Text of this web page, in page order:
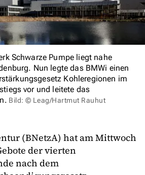
Schwarze Pumpe liegt nahe
Nun legte das BMWi einen
Kohleregionen im
vor und leitete das
Bild: © Leag/Hartmut Rauhut
(BNetzA) hat am Mittwoch
der vierten
nach dem